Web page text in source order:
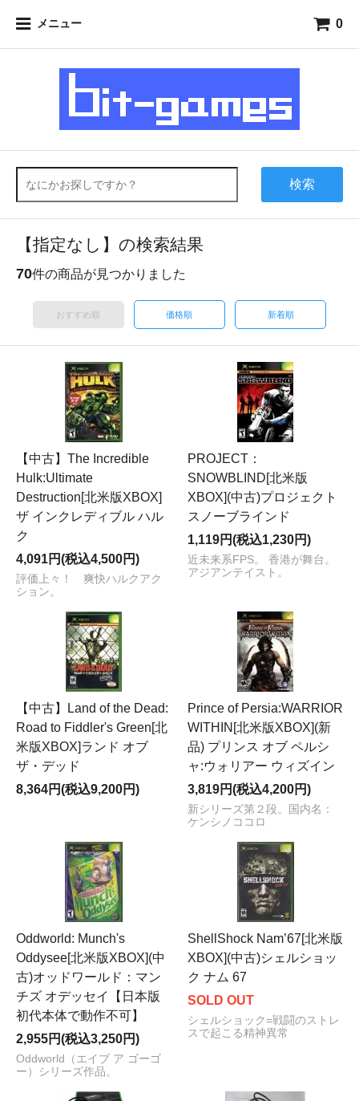
メニュー 0
検索
【指定なし】の検索結果
70件の商品が見つかりました
おすすめ順 価格順 新着順
【中古】The Incredible
Hulk:Ultimate
Destruction[北米版XBOX]
ザ インクレディブル ハル
ク
4,091円(税込4,500円)
評価上々！ 爽快ハルクアク
ション。
PROJECT：
SNOWBLIND[北米版
XBOX](中古)プロジェクト
スノーブラインド
1,119円(税込1,230円)
近未来系FPS。 香港が舞台。
アジアンテイスト。
【中古】Land of the Dead:
Road to Fiddler's Green[北
米版XBOX]ランド オブ
ザ・デッド
8,364円(税込9,200円)
Prince of Persia:WARRIOR
WITHIN[北米版XBOX](新
品) プリンス オブ ペルシ
ャ:ウォリアー ウィズイン
3,819円(税込4,200円)
新シリーズ第２段。国内名：
ケンシノココロ
Oddworld: Munch's
Oddysee[北米版XBOX](中
古)オッドワールド：マン
チズ オデッセイ【日本版
初代本体で動作不可】
2,955円(税込3,250円)
Oddworld（エイブ ア ゴーゴ
ー）シリーズ作品。
ShellShock Nam’67[北米版
XBOX](中古)シェルショッ
ク ナム 67
SOLD OUT
シェルショック=戦闘のストレ
スで起こる精神異常